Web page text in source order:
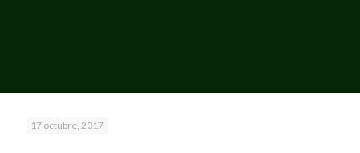
17 octubre, 2017